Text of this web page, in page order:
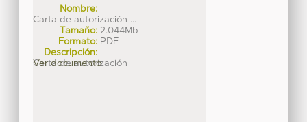
Nombre:
Carta de autorización ...
Tamaño: 2.044Mb
Formato: PDF
Descripción:
Carta de autorización
Ver documento